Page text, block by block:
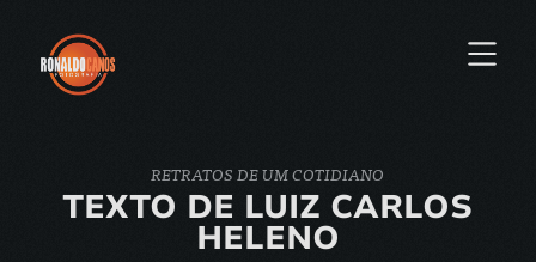
RETRATOS DE UM COTIDIANO
TEXTO DE LUIZ CARLOS
HELENO